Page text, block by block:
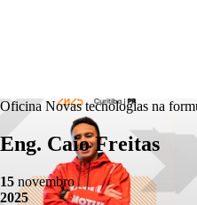
Oficina Novas tecnologias na
Eng. Caio Freitas
15 novembro
2025